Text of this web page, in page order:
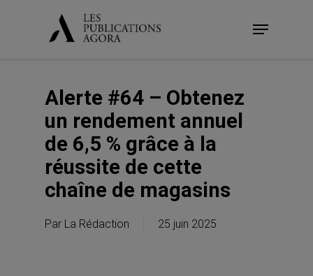
Menu
Alerte #64 – Obtenez
un rendement annuel
de 6,5 % grâce à la
réussite de cette
chaîne de magasins
Par La Rédaction 25 juin 2025